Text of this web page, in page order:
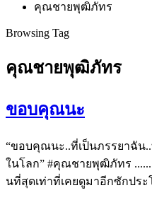
คุณชายพุฒิภัทร
Browsing Tag
คุณชายพุฒิภัทร
ขอบคุณนะ
“ขอบคุณนะ..ที่เป็นภรรยาฉัน
ในโลก” #คุณชายพุฒิภัทร
นที่สุดเท่าที่เคยดูมาอีกซักปร